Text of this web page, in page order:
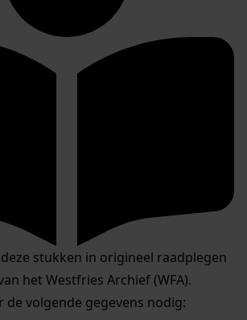
stukken in origineel raadplegen
het Westfries Archief (WFA).
de volgende gegevens nodig: